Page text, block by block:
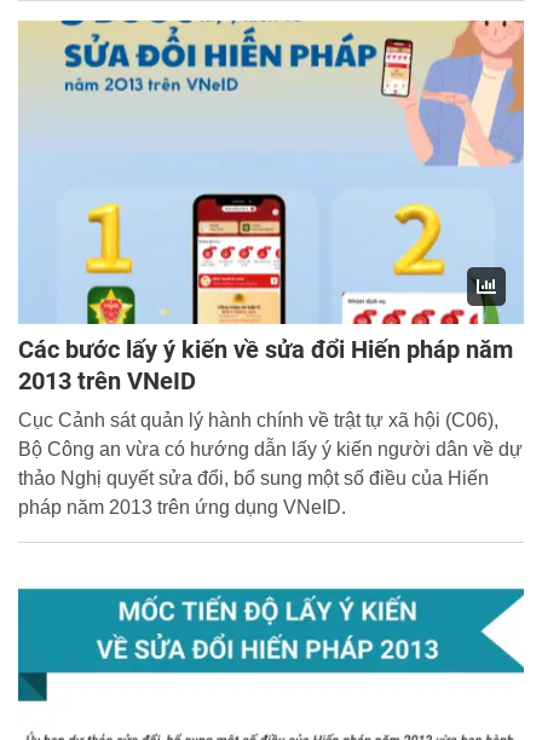
pháp. Mỗi bản Hiến pháp đều đánh dấu một bước phát
triển mới của đất nước.
Các bước lấy ý kiến về sửa đổi Hiến pháp năm
2013 trên VNeID
Cục Cảnh sát quản lý hành chính về trật tự xã hội (C06),
Bộ Công an vừa có hướng dẫn lấy ý kiến người dân về dự
thảo Nghị quyết sửa đổi, bổ sung một số điều của Hiến
pháp năm 2013 trên ứng dụng VNeID.